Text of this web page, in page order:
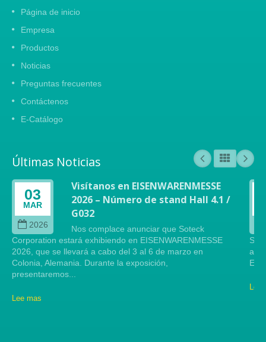
Página de inicio
Empresa
Productos
Noticias
Preguntas frecuentes
Contáctenos
E-Catálogo
Últimas Noticias
03
MAR
2026
Visítanos en EISENWARENMESSE
2026 – Número de stand Hall 4.1 /
G032
Nos complace anunciar que Soteck
Corporation estará exhibiendo en EISENWARENMESSE
2026, que se llevará a cabo del 3 al 6 de marzo en
Colonia, Alemania. Durante la exposición,
presentaremos...
Lee mas
Lee